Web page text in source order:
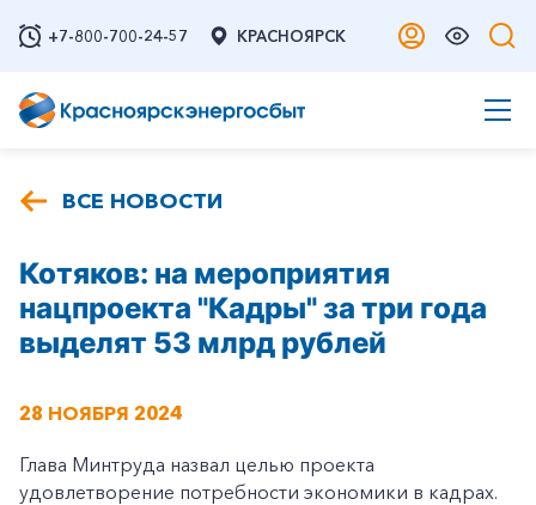
+7-800-700-24-57 КРАСНОЯРСК
ВСЕ НОВОСТИ
Котяков: на мероприятия
нацпроекта "Кадры" за три года
выделят 53 млрд рублей
28 НОЯБРЯ 2024
Глава Минтруда назвал целью проекта
удовлетворение потребности экономики в кадрах.